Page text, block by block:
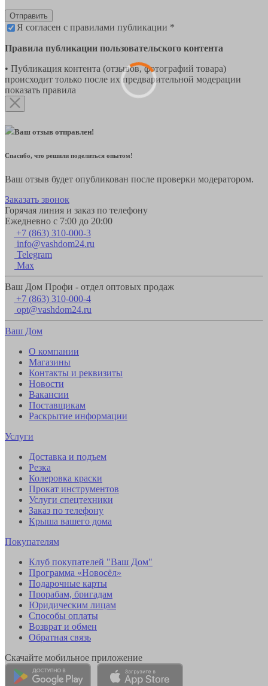
Отправить
Я согласен с правилами публикации *
Правила публикации пользовательского контента
• Публикация контента (отзывов, фотографий товара)
происходит только после их предварительной модерации
показать правила
Ваш отзыв отправлен!
Спасибо, что решили поделиться опытом!
Ваш отзыв будет опубликован после проверки модератором.
Заказать звонок
Горячая линия и заказ по телефону
Ежедневно с 7:00 до 20:00
+7 (863) 310-000-3
info@vashdom24.ru
Telegram
Max
Ваш Дом Профи - отдел оптовых продаж
+7 (863) 310-000-4
opt@vashdom24.ru
Ваш Дом
О компании
Магазины
Контакты и реквизиты
Новости
Вакансии
Поставщикам
Раскрытие информации
Услуги
Доставка и подъем
Резка
Колеровка краски
Прокат инструментов
Услуги спецтехники
Заказ по телефону
Крыша вашего дома
Покупателям
Клуб покупателей "Ваш Дом"
Программа «Новосёл»
Подарочные карты
Прорабам, бригадам
Юридическим лицам
Способы оплаты
Возврат и обмен
Обратная связь
Скачайте мобильное приложение